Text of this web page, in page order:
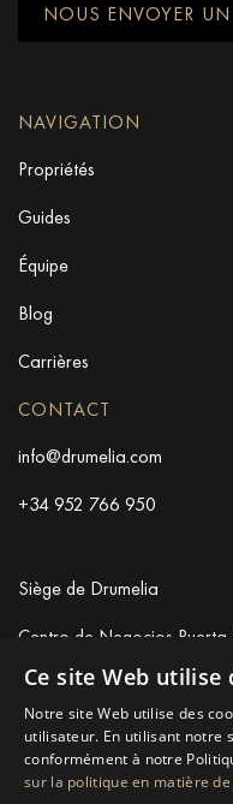
NOUS ENVOYER
NAVIGATION
Propriétés
Guides
Équipe
Blog
Carrières
CONTACT
info@drumelia.com
+34 952 766 950
Siège de Drumelia
Centro de Negocios Puerta
Edificio B, Local 11
+34 952 766 950
info@drumelia.com
Ce site Web utilise
Notre site Web utilise des
utilisateur. En utilisant notre
conformément à notre
sur la politique en matière de